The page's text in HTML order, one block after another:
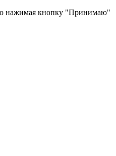
нажимая кнопку "Принимаю"